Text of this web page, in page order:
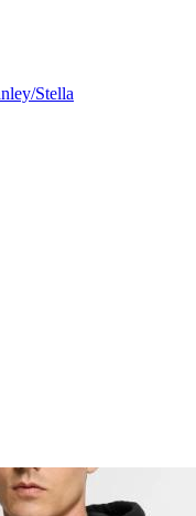
Stella